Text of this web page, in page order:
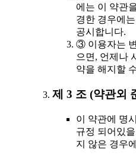
에는 이 약관
경한 경우에
공시합니다.
③ 이용자는
으면, 언제나
약을 해지할
제 3 조 (약관외
이 약관에 명
규정 되어있
지 않은 경우